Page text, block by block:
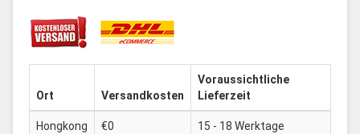
Ort Versandkosten
Voraussichtliche
Lieferzeit
Hongkong €0 15 - 18 Werktage